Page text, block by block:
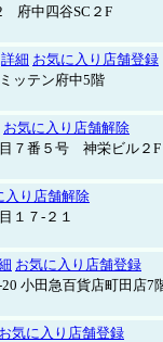
府中四谷SC２F
詳細 お気に入り店舗登録
ッテン府中5階
お気に入り店舗解除
７番５号 神栄ビル２F
入り店舗解除
１７-２１
お気に入り店舗登録
小田急百貨店町田店7
お気に入り店舗登録